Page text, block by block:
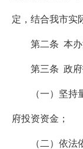
定，结合我市实
第二条 本办法
第三条 政府投
（一）坚持量
府投资资金；
（二）依法依